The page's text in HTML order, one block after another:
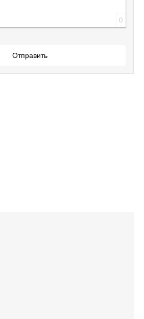
0
Отправить